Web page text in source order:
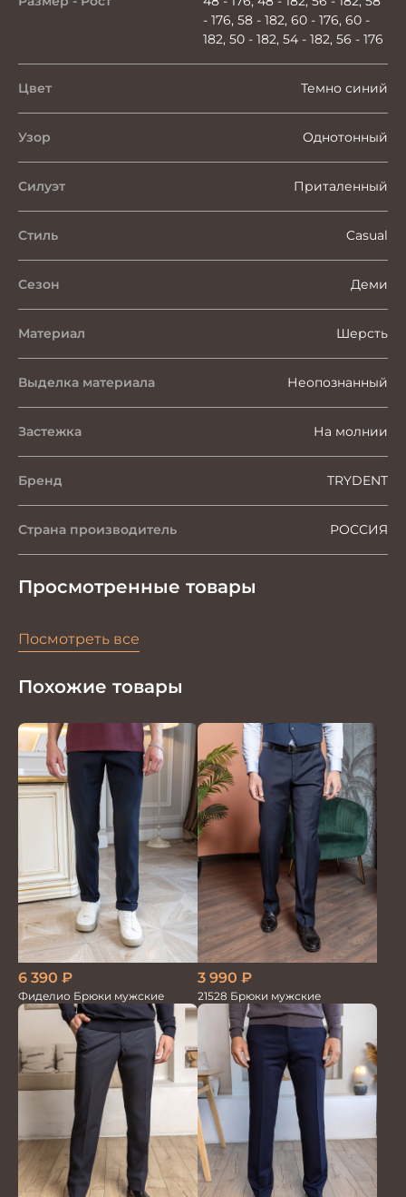
- 176, 58 - 182, 60 - 176, 60 -
182, 50 - 182, 54 - 182, 56 - 176
Цвет Темно синий
Узор Однотонный
Силуэт Приталенный
Стиль Casual
Сезон Деми
Материал Шерсть
Выделка материала Неопознанный
Застежка На молнии
Бренд TRYDENT
Страна производитель РОССИЯ
Просмотренные товары
Посмотреть все
Похожие товары
6 390 ₽
Фиделио Брюки мужские
3 990 ₽
21528 Брюки мужские